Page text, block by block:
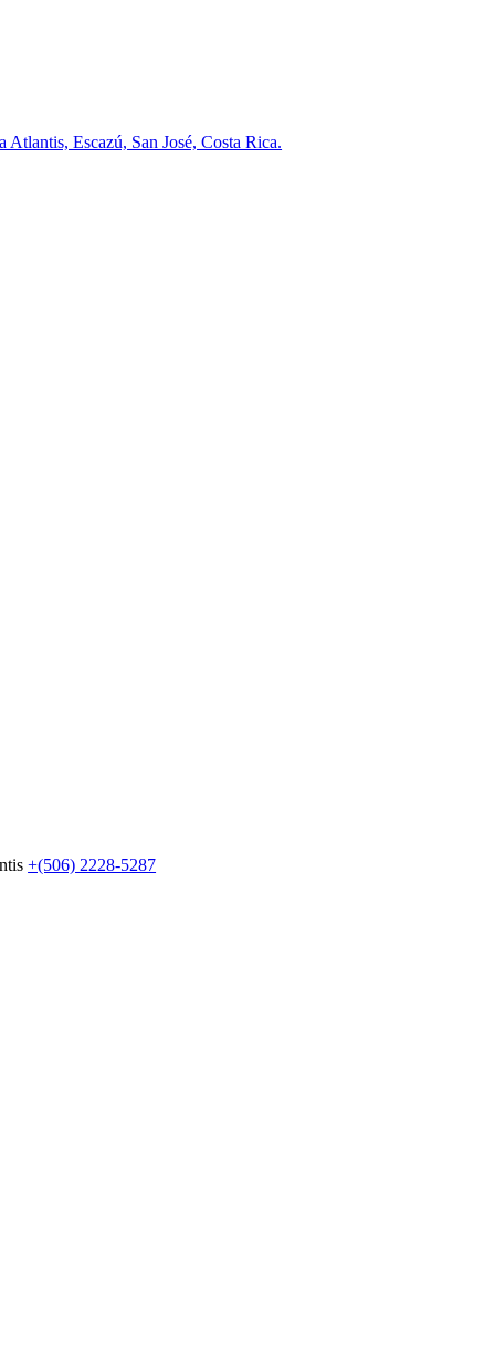
Atlantis, Escazú, San José, Costa Rica.
+(506) 2228-5287